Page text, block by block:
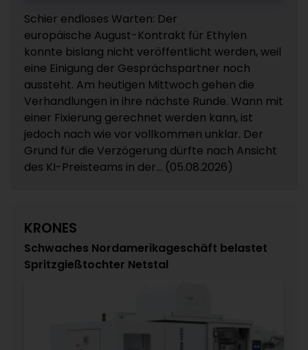
Schier endloses Warten: Der
europäische August-Kontrakt für Ethylen
konnte bislang nicht veröffentlicht werden, weil
eine Einigung der Gesprächspartner noch
aussteht. Am heutigen Mittwoch gehen die
Verhandlungen in ihre nächste Runde. Wann mit
einer Fixierung gerechnet werden kann, ist
jedoch nach wie vor vollkommen unklar. Der
Grund für die Verzögerung dürfte nach Ansicht
des KI-Preisteams in der... (05.08.2026)
KRONES
Schwaches Nordamerikageschäft belastet
Spritzgießtochter Netstal